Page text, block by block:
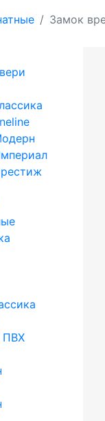
Замок
ПВХ